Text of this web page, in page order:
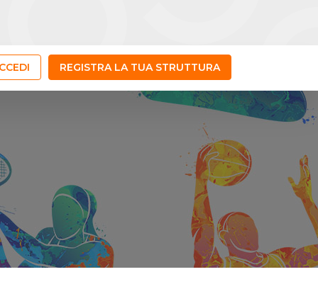
REGISTRA LA TUA STRUTTURA